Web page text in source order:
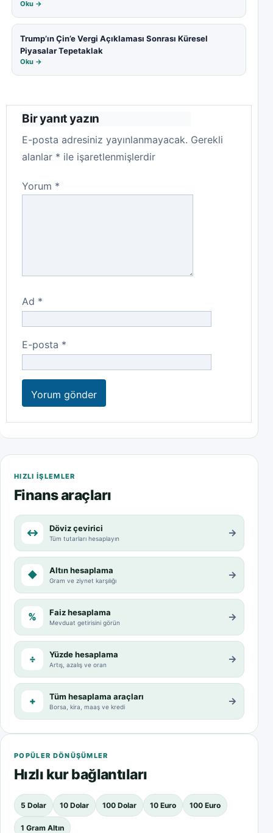
Oku →
Trump’ın Çin’e Vergi Açıklaması Sonrası Küresel
Piyasalar Tepetaklak
Oku →
Bir yanıt yazın
E-posta adresiniz yayınlanmayacak. Gerekli
alanlar * ile işaretlenmişlerdir
Yorum *
Ad *
E-posta *
HIZLI IŞLEMLER
Finans araçları
↔ Döviz çevirici
Tüm tutarları hesaplayın →
◆ Altın hesaplama
Gram ve ziynet karşılığı →
% Faiz hesaplama
Mevduat getirisini görün →
÷ Yüzde hesaplama
Artış, azalış ve oran →
+ Tüm hesaplama araçları
Borsa, kira, maaş ve kredi →
POPÜLER DÖNÜŞÜMLER
Hızlı kur bağlantıları
5 Dolar 10 Dolar 100 Dolar 10 Euro 100 Euro
1 Gram Altın